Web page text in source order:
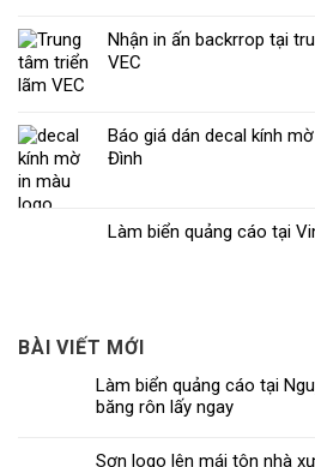
Nhận in ấn backrrop tại
VEC
Báo giá dán decal kính
Đình
Làm biển quảng cáo tại
BÀI VIẾT MỚI
Làm biển quảng cáo tại
băng rôn lấy ngay
Sơn logo lên mái tôn nhà